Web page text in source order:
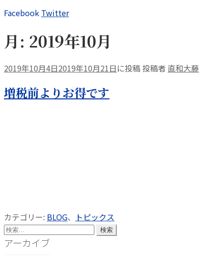
Facebook Twitter
月: 2019年10月
2019年10月4日2019年10月21日に投稿投稿者 直和大藤
増税前よりお得です
カテゴリー: BLOG、
トピックス
検
索:
アーカイブ